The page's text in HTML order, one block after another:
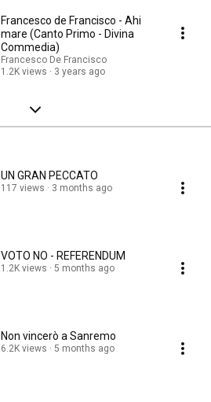
Francesco de Francisco - Ahi
mare (Canto Primo - Divina
Commedia)
Francesco De Francisco
1.2K views
3 years ago
UN GRAN PECCATO
117 views 3 months ago
VOTO NO - REFERENDUM
1.2K views 5 months ago
Non vincerò a Sanremo
6.2K views 5 months ago